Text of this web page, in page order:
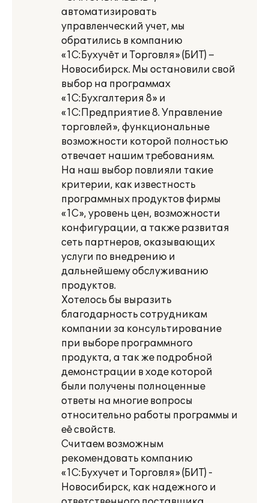
автоматизировать
управленческий учет, мы
обратились в компанию
«1С:Бухучёт и Торговля» (БИТ) –
Новосибирск. Мы остановили свой
выбор на программах
«1С:Бухгалтерия 8» и
«1С:Предприятие 8. Управление
торговлей», функциональные
возможности которой полностью
отвечает нашим требованиям.
На наш выбор повлияли такие
критерии, как известность
программных продуктов фирмы
«1С», уровень цен, возможности
конфигурации, а также развитая
сеть партнеров, оказывающих
услуги по внедрению и
дальнейшему обслуживанию
продуктов.
Хотелось бы выразить
благодарность сотрудникам
компании за консультирование
при выборе программного
продукта, а так же подробной
демонстрации в ходе которой
были получены полноценные
ответы на многие вопросы
относительно работы программы и
её свойств.
Считаем возможным
рекомендовать компанию
«1С:Бухучет и Торговля» (БИТ) -
Новосибирск, как надежного и